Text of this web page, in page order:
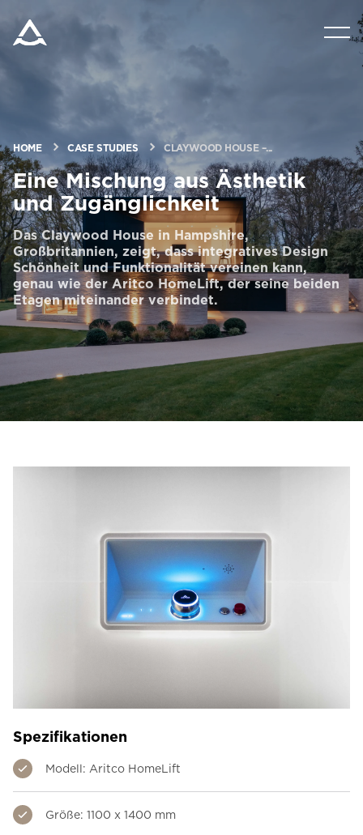
PRODUKTE
TOOLS UND DOKUMENTE
BLOG & NACHRICHTEN
ÜBER ARITCO
FÜR FACHLEUTE
Bestellen Sie ein Digital HomeKit
Kontaktieren Sie uns
Preisvoranschlag anfordern
FAQ
HOME CASE STUDIES CLAYWOOD HOUSE –...
Eine Mischung aus Ästhetik
und Zugänglichkeit
Das Claywood House in Hampshire,
Großbritannien, zeigt, dass integratives Design
Schönheit und Funktionalität vereinen kann,
genau wie der Aritco HomeLift, der seine beiden
Etagen miteinander verbindet.
Spezifikationen
Modell: Aritco HomeLift
Größe: 1100 x 1400 mm